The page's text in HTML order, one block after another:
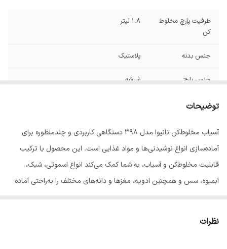
ظرفیت پارچ مخلوط
کن
1.8 لیتر
جنس بدنه پلاستیک
جنس پارچ شیشه
جنس تیغه
توضیحات
آسیاب مخلوط‌کن نانیوا مدل 398 دستگاهی کاربردی و چندمنظوره برای
آماده‌سازی انواع نوشیدنی‌ها و مواد غذایی است. این محصول با ترکیب
قابلیت مخلوط‌کن و آسیاب، به شما کمک می‌کند انواع اسموتی، شیک،
آبمیوه، سس و همچنین ادویه، مغزها و دانه‌های مختلف را به‌راحتی آماده
مناسب برای استفاده روزمره در آشپزخانه است. عملکرد مناسب، استفاده
نظرات